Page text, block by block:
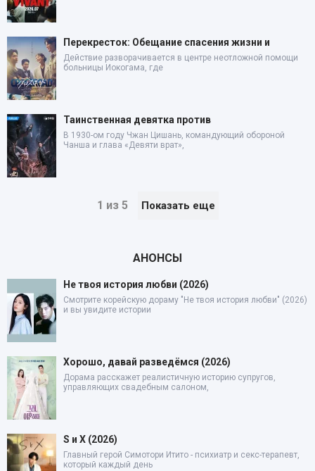
Перекресток: Обещание спасения жизни и
Действие разворачивается в центре неотложной помощи
больницы Иокогама, где
Таинственная девятка против
В 1930-ом году Чжан Цишань, командующий обороной
Чанша и глава «Девяти врат»,
1 из 5 Показать еще
АНОНСЫ
Не твоя история любви (2026)
Смотрите корейскую дораму "Не твоя история любви" (2026)
и вы увидите истории
Хорошо, давай разведёмся (2026)
Дорама расскажет реалистичную историю супругов,
управляющих свадебным салоном,
S и X (2026)
Главный герой Симотори Итито - психиатр и секс-терапевт,
который каждый день